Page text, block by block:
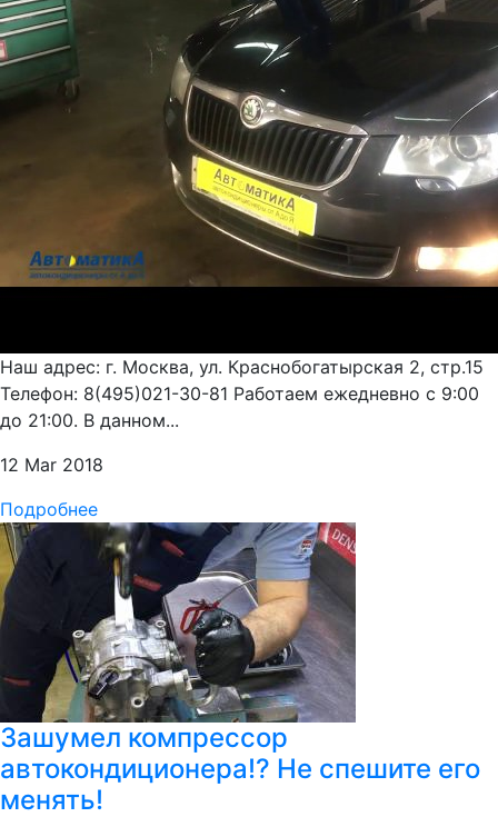
Наш адрес: г. Москва, ул. Краснобогатырская 2, стр.15
Телефон: 8(495)021-30-81 Работаем ежедневно с 9:00
до 21:00. В данном...
12 Mar 2018
Подробнее
Зашумел компрессор
автокондиционера!? Не спешите его
менять!